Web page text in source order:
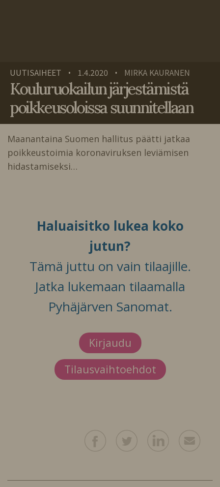
UUTISAIHEET • 1.4.2020 • MIRKA KAURANEN
Kouluruokailun järjestämistä
poikkeusoloissa suunnitellaan
Maanantaina Suomen hallitus päätti jatkaa
poikkeustoimia koronaviruksen leviämisen
hidastamiseksi…
Haluaisitko lukea koko
jutun?
Tämä juttu on vain tilaajille.
Jatka lukemaan tilaamalla
Pyhäjärven Sanomat.
Kirjaudu
Tilausvaihtoehdot